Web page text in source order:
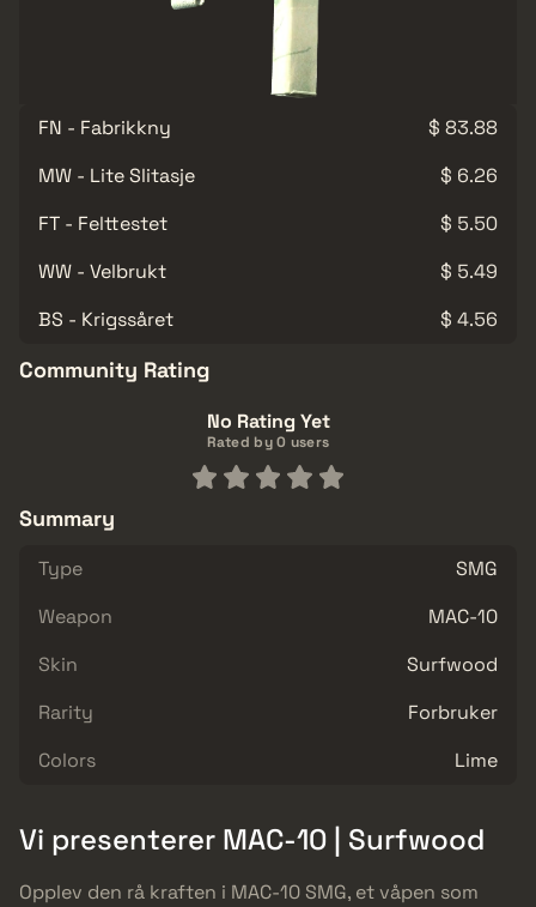
FN - Fabrikkny
$ 83.88
MW - Lite Slitasje
$ 6.26
FT - Felttestet
$ 5.50
WW - Velbrukt
$ 5.49
BS - Krigssåret
$ 4.56
Community Rating
No Rating Yet
Rated by 0 users
Summary
Type
SMG
Weapon
MAC-10
Skin
Surfwood
Rarity
Forbruker
Colors
Lime
Vi presenterer MAC-10 | Surfwood
Opplev den rå kraften i MAC-10 SMG, et våpen som